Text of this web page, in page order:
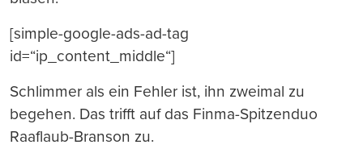
[simple-google-ads-ad-tag
id=“ip_content_middle“]
Schlimmer als ein Fehler ist, ihn zweimal zu
begehen. Das trifft auf das Finma-Spitzenduo
Raaflaub-Branson zu.